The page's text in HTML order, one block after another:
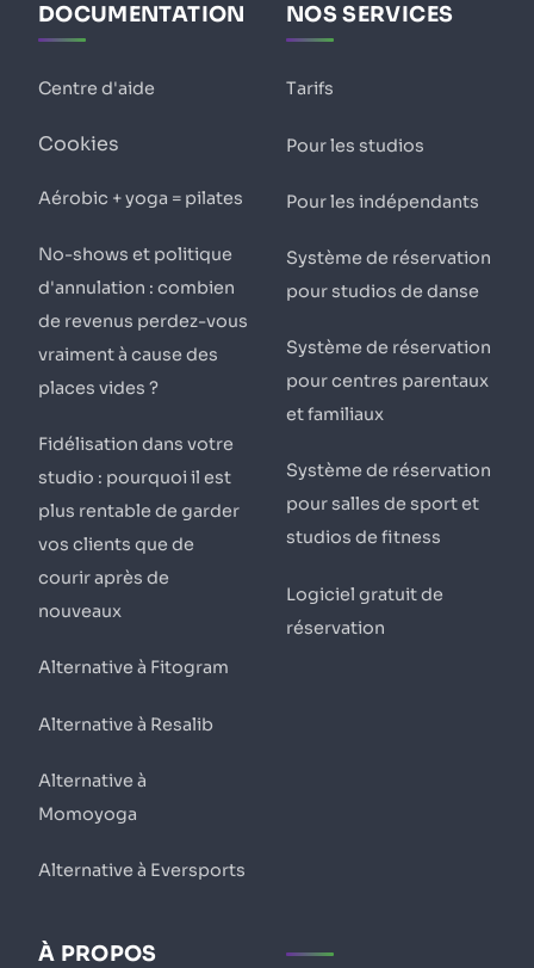
DOCUMENTATION
Centre d'aide
Cookies
Aérobic + yoga = pilates
No-shows et politique
d'annulation : combien
de revenus perdez-vous
vraiment à cause des
places vides ?
Fidélisation dans votre
studio : pourquoi il est
plus rentable de garder
vos clients que de
courir après de
nouveaux
Alternative à Fitogram
Alternative à Resalib
Alternative à
Momoyoga
Alternative à Eversports
NOS SERVICES
Tarifs
Pour les studios
Pour les indépendants
Système de réservation
pour studios de danse
Système de réservation
pour centres parentaux
et familiaux
Système de réservation
pour salles de sport et
studios de fitness
Logiciel gratuit de
réservation
À PROPOS